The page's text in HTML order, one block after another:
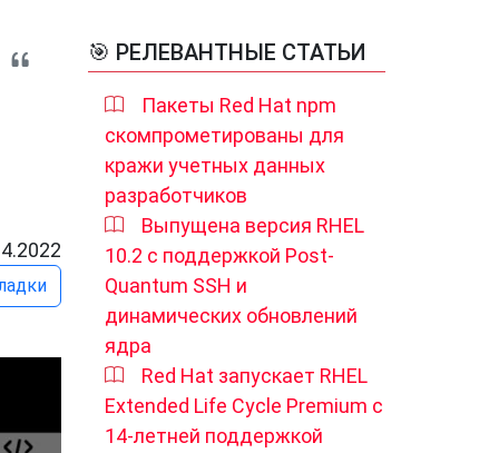
🎯 РЕЛЕВАНТНЫЕ СТАТЬИ
Пакеты Red Hat npm
скомпрометированы для
кражи учетных данных
разработчиков
Выпущена версия RHEL
10.2 с поддержкой Post-
Quantum SSH и
динамических обновлений
ядра
Red Hat запускает RHEL
Extended Life Cycle Premium с
14‑летней поддержкой